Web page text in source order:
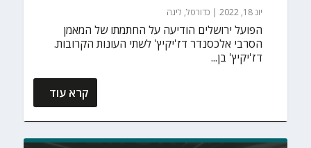
יונ 18, 2022 | כדורסל, ליגה
הפועל ירושלים הודיעה על החתמתו של המאמן
הסרבי אלכסנדר דז'יקיץ' לשתי העונות הקרובות.
דז'יקיץ' בן...
קרא עוד